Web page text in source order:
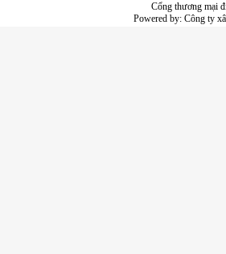
Cổng thương mại
Powered by: Công ty